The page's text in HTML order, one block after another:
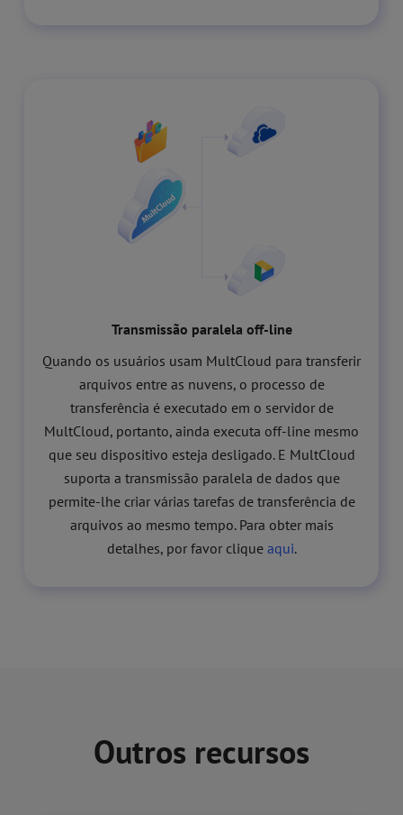
Transmissão paralela off-line
Quando os usuários usam MultCloud para transferir
arquivos entre as nuvens, o processo de
transferência é executado em o servidor de
MultCloud, portanto, ainda executa off-line mesmo
que seu dispositivo esteja desligado. E MultCloud
suporta a transmissão paralela de dados que
permite-lhe criar várias tarefas de transferência de
arquivos ao mesmo tempo. Para obter mais
detalhes, por favor clique aqui.
Outros recursos